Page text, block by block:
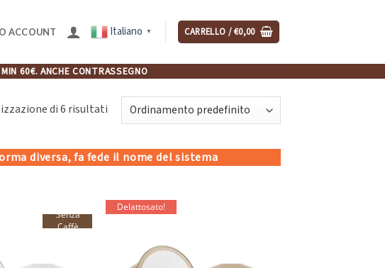
ACCOUNT Italiano ▼ CARRELLO /€0,00
60€. ANCHE CONTRASSEGNO
di 6 risultati
diversa, fa fede il nome del sistema
Senza
Caffè
Delattosato!